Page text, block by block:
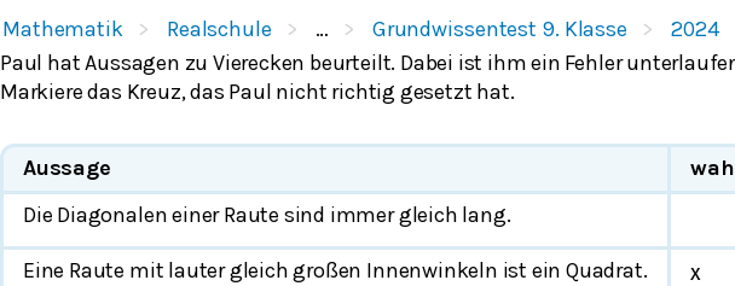
Mathematik Realschule … Grundwissentest 9. Klasse
2024
Paul hat Aussagen zu Vierecken beurteilt. Dabei ist ihm ein Fehler
Markiere das Kreuz, das Paul nicht richtig gesetzt hat.
Aussage
Die Diagonalen einer Raute sind immer gleich lang.
Eine Raute mit lauter gleich großen Innenwinkeln ist ein Quadrat. x